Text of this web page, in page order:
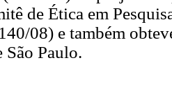
de Ética em
08) e também
São Paulo.